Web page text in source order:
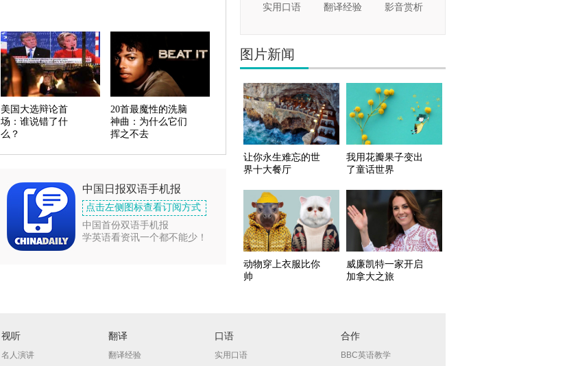
美国大选辩论首
场：谁说错了什
么？
20首最魔性的洗脑
神曲：为什么它们
挥之不去
中国日报双语手机报
点击左侧图标查看订阅方式
中国首份双语手机报
学英语看资讯一个都不能少！
实用口语 翻译经验 影音赏析
图片新闻
让你永生难忘的世
界十大餐厅
我用花瓣果子变出
了童话世界
动物穿上衣服比你
帅
威廉凯特一家开启
加拿大之旅
视听
名人演讲
翻译
翻译经验
口语
实用口语
合作
BBC英语教学